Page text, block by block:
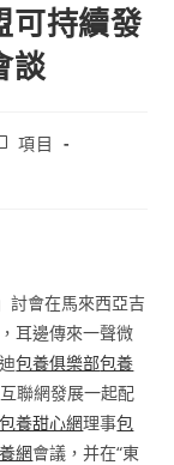
可持續發
談
項目
討會在馬來西亞吉
耳邊傳來一聲微
包養俱樂部包養
聯網發展一起配
包養甜心網理事包
網會議，并在“東